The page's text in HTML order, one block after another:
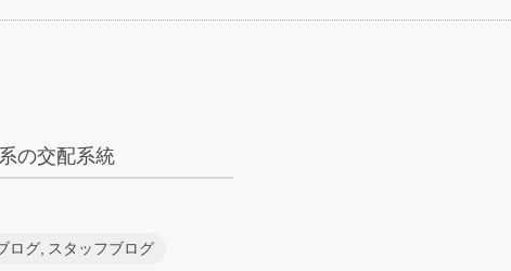
の交配系統
ログ, スタッフブログ